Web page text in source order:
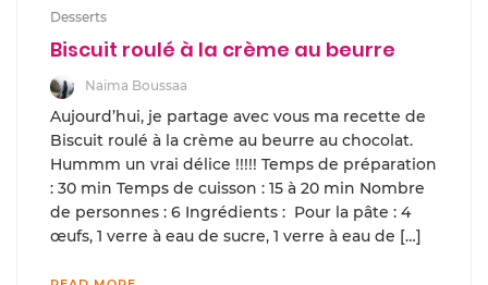
Desserts
Biscuit roulé à la crème au beurre
Naima Boussaa
Aujourd’hui, je partage avec vous ma recette de
Biscuit roulé à la crème au beurre au chocolat.
Hummm un vrai délice !!!!! Temps de préparation
: 30 min Temps de cuisson : 15 à 20 min Nombre
de personnes : 6 Ingrédients : Pour la pâte : 4
œufs, 1 verre à eau de sucre, 1 verre à eau de […]